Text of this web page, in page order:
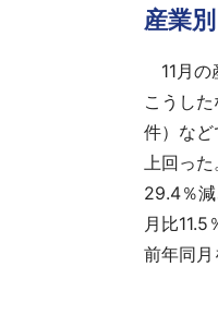
産業
11月の
こうし
件）な
上回っ
29.4％
月比
前年同月